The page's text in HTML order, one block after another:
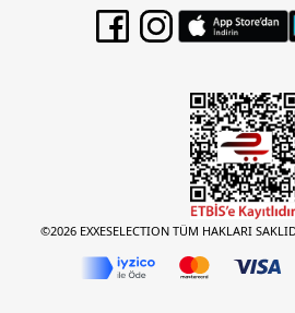
©2026 EXXESELECTION TÜM HAKLARI